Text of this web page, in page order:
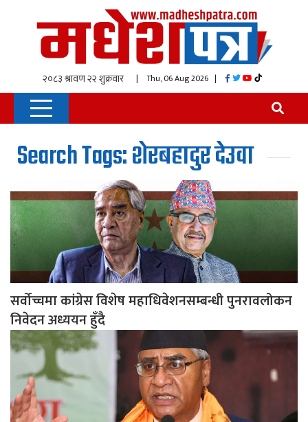
| Thu, 06 Aug 2026 |
Search Tags: शेरबहादुर देउवा
सर्वोच्चमा कांग्रेस विशेष महाधिवेशनसम्बन्धी पुनरावलोकन
निवेदन अध्ययन हुँदै